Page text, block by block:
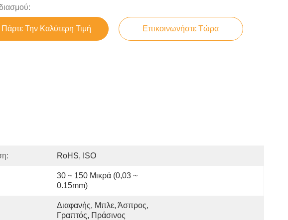
Πάρτε Την Καλύτερη Τιμή Επικοινωνήστε Τώρα
RoHS, ISO
30 ~ 150 Μικρά (0,03 ~
0.15mm)
Διαφανής, Μπλε, Άσπρος,
Γραπτός, Πράσινος